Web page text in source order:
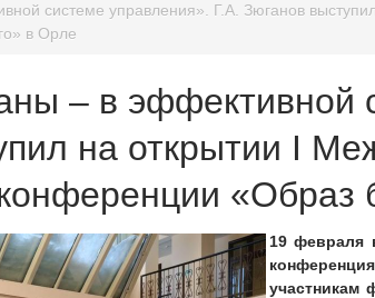
системе управления». Г.А. Зюганов
в Орле
– в эффективной
на открытии I
«Образ
19 февраля
участникам